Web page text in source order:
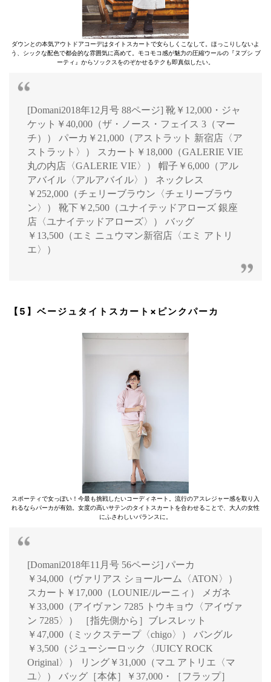
ダウンとの本気アウトドアコーデはタイトスカートで女らしくこなして。ほっこりしないよ
う、シックな配色で都会的な雰囲気に高めて。モコモコ感が魅力の圧縮ウールの『ヌプシ ブ
ーティ』からソックスをのぞかせるテクも即真似したい。
[Domani2018年12月号 88ページ] 靴￥12,000・ジャ
ケット￥40,000（ザ・ノース・フェイス 3（マー
チ）） パーカ￥21,000（アストラット 新宿店〈ア
ストラット〉） スカート￥18,000（GALERIE VIE
丸の内店〈GALERIE VIE〉） 帽子￥6,000（アル
アバイル〈アルアバイル〉） ネックレス
￥252,000（チェリーブラウン〈チェリーブラウ
ン〉） 靴下￥2,500（ユナイテッドアローズ 銀座
店〈ユナイテッドアローズ〉） バッグ
￥13,500（エミ ニュウマン新宿店〈エミ アトリ
エ〉）
【5】ベージュタイトスカート×ピンクパーカ
スポーティで女っぽい！今最も挑戦したいコーディネート。流行のアスレジャー感を取り入
れるならパーカが有効。女度の高いサテンのタイトスカートを合わせることで、大人の女性
にふさわしいバランスに。
[Domani2018年11月号 56ページ] パーカ
￥34,000（ヴァリアス ショールーム〈ATON〉）
スカート￥17,000（LOUNIE/ルーニィ） メガネ
￥33,000（アイヴァン 7285 トウキョウ〈アイヴァ
ン 7285〉） ［指先側から］ブレスレット
￥47,000（ミックステープ〈chigo〉） バングル
￥3,500（ジューシーロック〈JUICY ROCK
Original〉） リング￥31,000（マユ アトリエ〈マ
ユ〉） バッグ［本体］￥37,000・［フラップ］